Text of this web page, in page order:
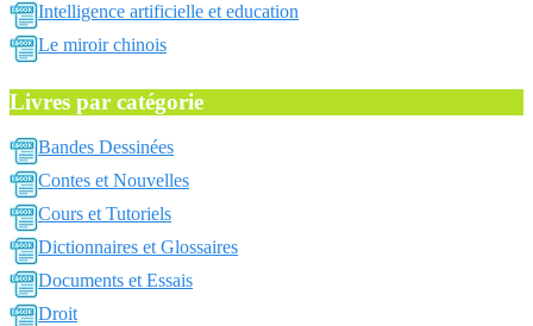
Intelligence artificielle et education
Le miroir chinois
Livres par catégorie
Bandes Dessinées
Contes et Nouvelles
Cours et Tutoriels
Dictionnaires et Glossaires
Documents et Essais
Droit